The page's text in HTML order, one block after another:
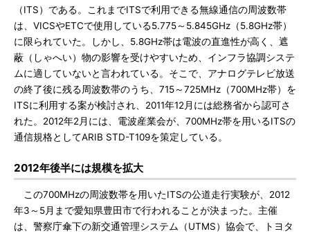
（ITS）である。これまでITSで利用できる無線通信の周波数帯
は、VICSやETCで使用している5.775～5.845GHz（5.8GHz帯）
に限られていた。しかし、5.8GHz帯は電波の直進性が高く、遮
蔽（しゃへい）物の影響を受けやすいため、インフラ協調システ
ムに適していないと言われている。そこで、アナログテレビ放送
の終了後に残る周波数帯のうち、715～725MHz（700MHz帯）を
ITSに利用する案が検討され、2011年12月には総務省から認可さ
れた。2012年2月には、電波産業会が、700MHz帯を用いるITSの
通信規格としてARIB STD-T109を策定している。
2012年後半には規模を拡大
この700MHzの周波数帯を用いたITSの公道走行実験が、2012
年3～5月まで愛知県豊田市で行われることが決まった。主催
は、警察庁傘下の新交通管理システム（UTMS）協会で、トヨタ